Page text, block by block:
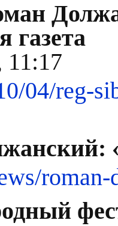
газета
11:17
04/reg-